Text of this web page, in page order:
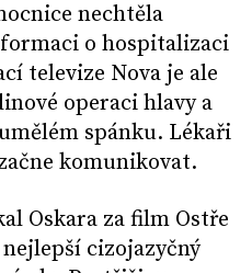
nechtěla
o hospitalizaci
televize Nova je ale
operaci hlavy a
spánku. Lékaři
komunikovat.
Oskara za film Ostře
cizojazyčný